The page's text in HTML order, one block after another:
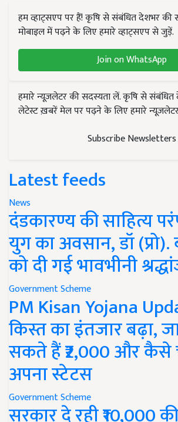
हम व्हाट्सएप पर हैं! कृषि से संबंधित देशभर की
मोबाइल में पढ़ने के लिए हमारे व्हाट्सएप से जुड़ें.
Join on WhatsApp
हमारे न्यूज़लेटर की सदस्यता लें. कृषि से
लेटेस्ट ख़बरें मेल पर पढ़ने के लिए हमारे
Subscribe Newsletters
Latest feeds
News
दंडकारण्य की साहित्य
युग का अवसान, डॉ
को दी गई भावभीनी
Government Scheme
PM Kisan Yojana
किस्त का इंतजार बढ़ा,
सकते हैं ₹2,000 और
अपना स्टेटस
Government Scheme
सरकार दे रही ₹10,000